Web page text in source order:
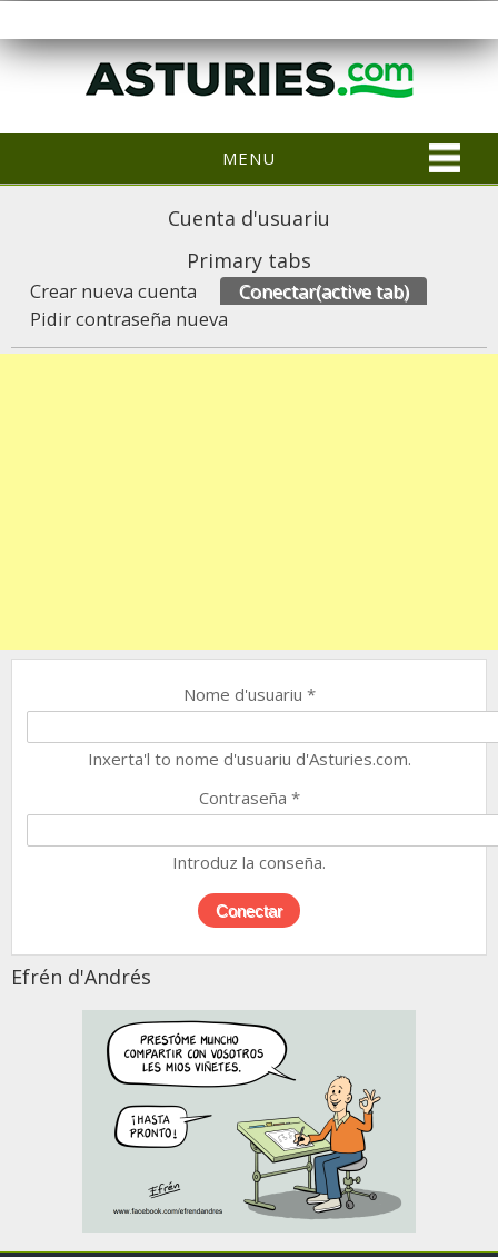
MENU
Cuenta d'usuariu
Primary tabs
Crear nueva cuenta Conectar(active tab)
Pidir contraseña nueva
Nome d'usuariu *
Inxerta'l to nome d'usuariu d'Asturies.com.
Contraseña *
Introduz la conseña.
Efrén d'Andrés